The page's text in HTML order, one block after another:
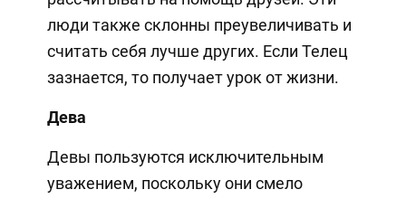
люди также склонны преувеличивать и
считать себя лучше других. Если Телец
зазнается, то получает урок от жизни.
Дева
Девы пользуются исключительным
уважением, поскольку они смело